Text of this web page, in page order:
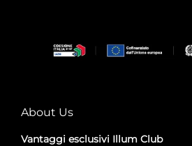
About Us
Vantaggi esclusivi Illum Club